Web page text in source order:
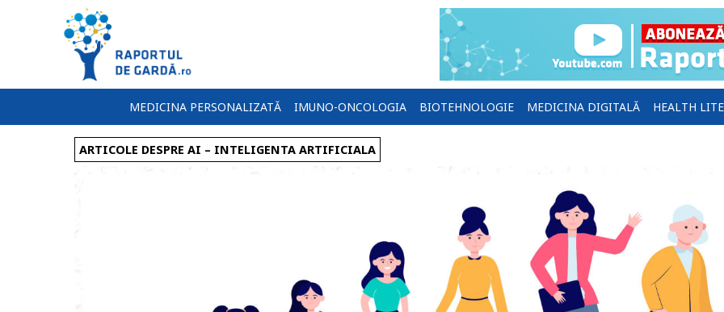
MEDICINA PERSONALIZATĂ IMUNO-ONCOLOGIA BIOTEHNOLOGIE MEDICINA DIGITALĂ HEALTH
ARTICOLE DESPRE AI – INTELIGENTA ARTIFICIALA